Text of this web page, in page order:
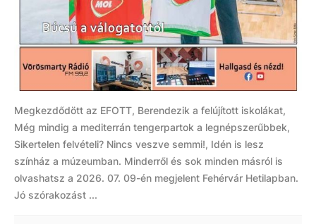
Megkezdődött az EFOTT, Berendezik a felújított iskolákat,
Még mindig a mediterrán tengerpartok a legnépszerűbbek,
Sikertelen felvételi? Nincs veszve semmi!, Idén is lesz
színház a múzeumban. Minderről és sok minden másról is
olvashatsz a 2026. 07. 09-én megjelent Fehérvár Hetilapban.
Jó szórakozást ...